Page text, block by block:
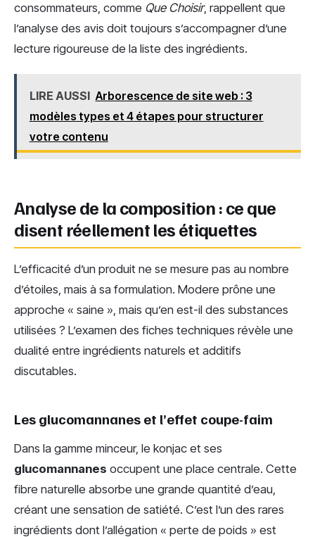
consommateurs, comme Que Choisir, rappellent que
l’analyse des avis doit toujours s’accompagner d’une
lecture rigoureuse de la liste des ingrédients.
LIRE AUSSI Arborescence de site web : 3
modèles types et 4 étapes pour structurer
votre contenu
Analyse de la composition : ce que
disent réellement les étiquettes
L’efficacité d’un produit ne se mesure pas au nombre
d’étoiles, mais à sa formulation. Modere prône une
approche « saine », mais qu’en est-il des substances
utilisées ? L’examen des fiches techniques révèle une
dualité entre ingrédients naturels et additifs
discutables.
Les glucomannanes et l’effet coupe-faim
Dans la gamme minceur, le konjac et ses
glucomannanes occupent une place centrale. Cette
fibre naturelle absorbe une grande quantité d’eau,
créant une sensation de satiété. C’est l’un des rares
ingrédients dont l’allégation « perte de poids » est